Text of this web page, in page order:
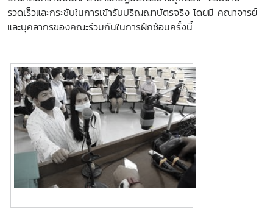
รวดเร็วและกระชับในการเข้ารับปริญญาบัตรจริง โดยมี คณาจารย์
และบุคลากรของคณะร่วมกันในการฝึกซ้อมครั้งนี้